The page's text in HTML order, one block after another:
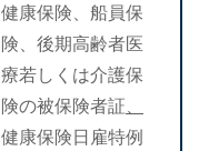
健康保険、船員保
険、後期高齢者医
療若しくは介護保
険の被保険者証
健康保険日雇特例